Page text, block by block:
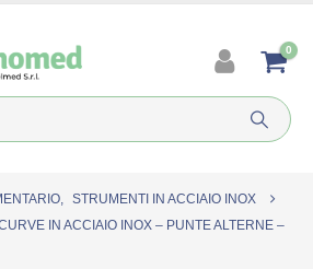
0
, STRUMENTI IN ACCIAIO INOX
IN ACCIAIO INOX – PUNTE ALTERNE –